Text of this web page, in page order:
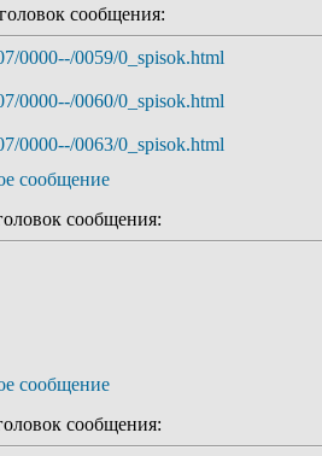
сообщения:
0000--/0059/0_spisok.html
0000--/0060/0_spisok.html
0000--/0063/0_spisok.html
сообщения:
сообщения: